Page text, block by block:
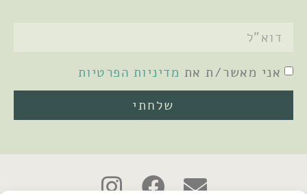
אני מאשר/ת את מדיניות הפרטיות
שלחתי